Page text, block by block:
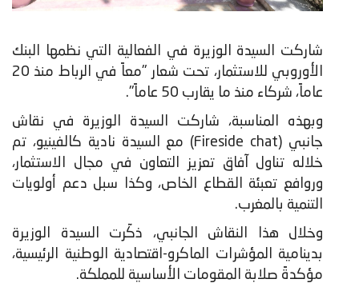
شاركت السيدة الوزيرة في الفعالية التي نظمها البنك
الأوروبي للاستثمار، تحت شعار "معاً في الرباط منذ 20
عاماً، شركاء منذ ما يقارب 50 عاماً".
وبهذه المناسبة، شاركت السيدة الوزيرة في نقاش
جانبي (Fireside chat) مع السيدة نادية كالفينيو، تم
خلاله تناول آفاق تعزيز التعاون في مجال الاستثمار،
وروافع تعبئة القطاع الخاص، وكذا سبل دعم أولويات
التنمية بالمغرب.
وخلال هذا النقاش الجانبي، ذكّرت السيدة الوزيرة
بدينامية المؤشرات الماكرو-اقتصادية الوطنية الرئيسية،
مؤكدةً صلابة المقومات الأساسية للمملكة.